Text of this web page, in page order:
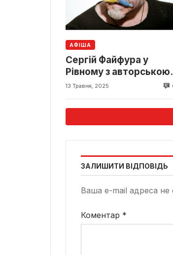
АФІША
Сергій Файфура у
Рівному з авторською
програмою «Кох ай!»
серця
13 Травня, 2025
ЗАЛИШИТИ ВІДПОВІДЬ
Ваша e-mail адреса
Коментар *